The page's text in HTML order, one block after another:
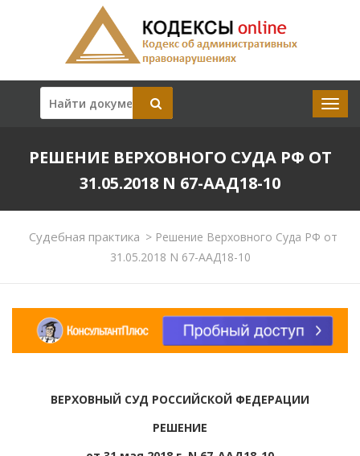
РЕШЕНИЕ ВЕРХОВНОГО СУДА РФ ОТ
31.05.2018 N 67-ААД18-10
Судебная практика >Решение Верховного Суда РФ от
31.05.2018 N 67-ААД18-10
ВЕРХОВНЫЙ СУД РОССИЙСКОЙ ФЕДЕРАЦИИ
РЕШЕНИЕ